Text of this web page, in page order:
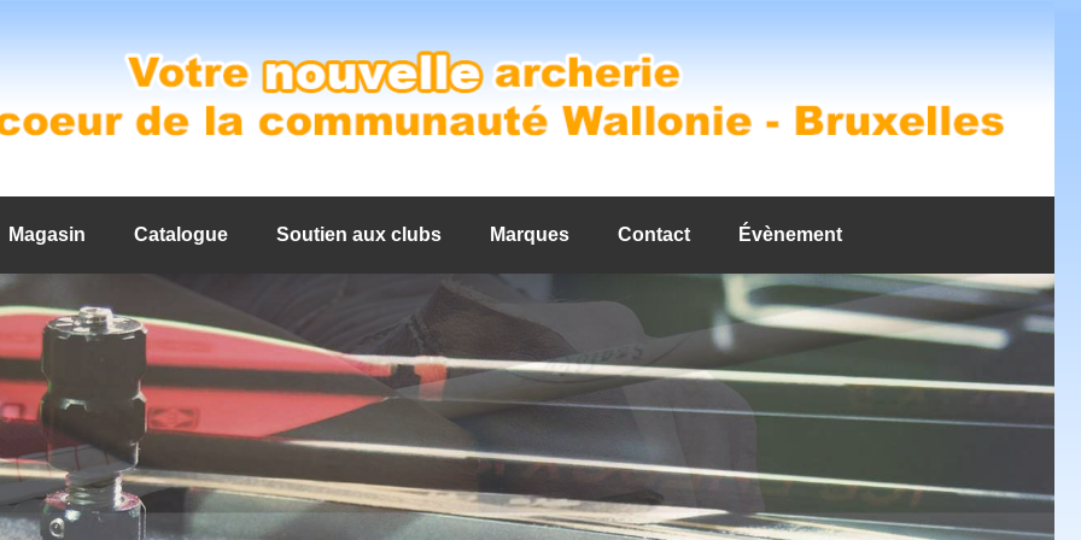
Magasin Catalogue Soutien aux clubs Marques Contact Évènement